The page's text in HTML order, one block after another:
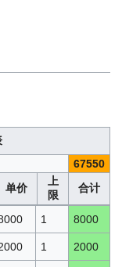
67550
单价
上
限
合计
1 8000
1 2000